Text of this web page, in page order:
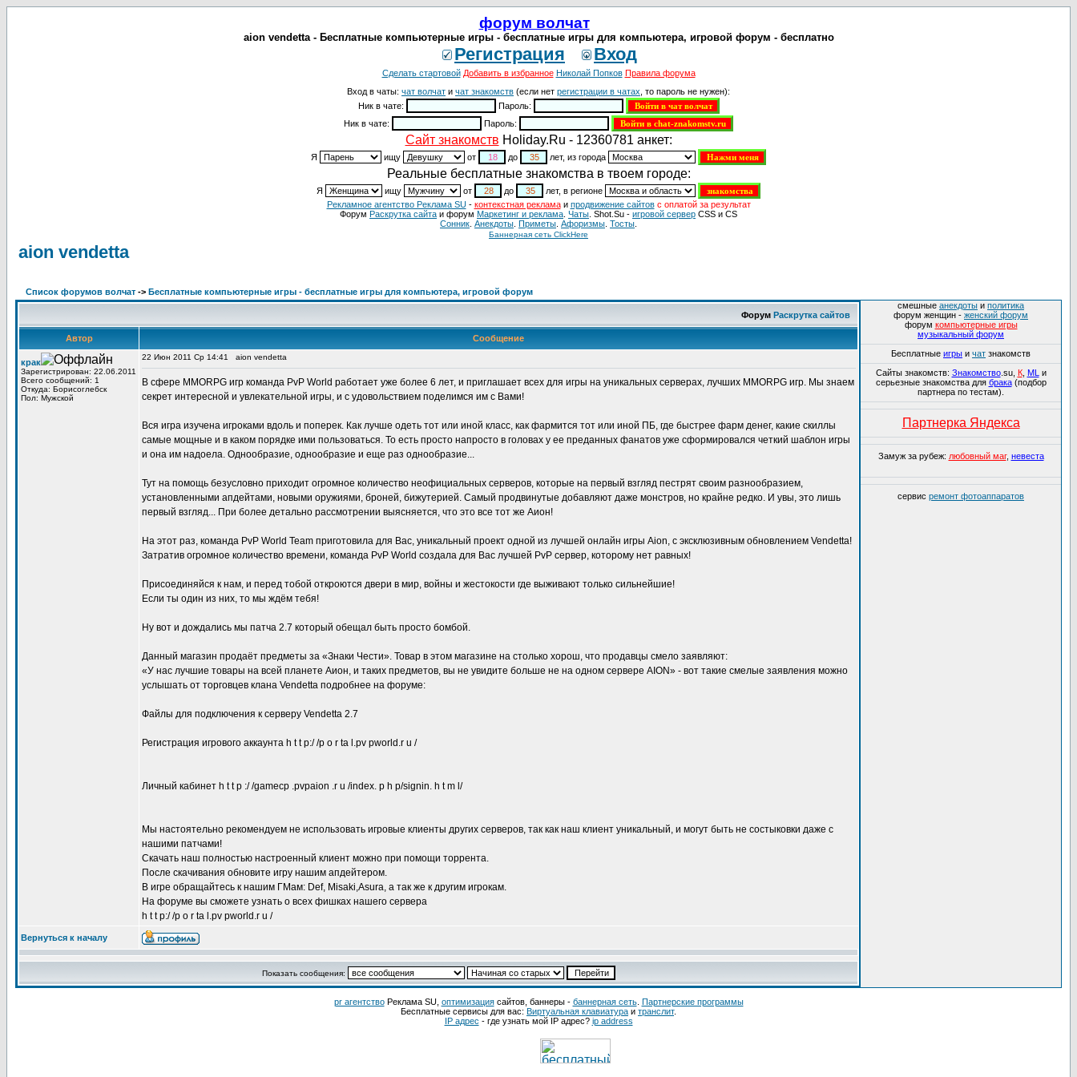
форум волчат
aion vendetta - Бесплатные компьютерные игры - бесплатные игры для компьютера, игровой форум - бесплатно
Регистрация Вход
Сделать стартовой Добавить в избранное Николай Попков Правила форума
Вход в чаты: чат волчат и чат знакомств (если нет регистрации в чатах , то пароль не нужен):
Ник в чате:
Пароль:
Ник в чате:
Пароль:
Cайт знакомств Holiday.Ru - 12360781 анкет:
Я ищу от до лет, из города
Реальные бесплатные знакомства в твоем городе:
Я ищу от до
лет, в регионе
Рекламное агентство Реклама SU- контекстная рекламаи продвижение сайтов с оплатой за результат
Форум Раскрутка сайта и форум Маркетинг и реклама Чаты . Shot.Su - игровой сервер CSS и CS
Сонник Анекдоты Приметы Aфоризмы Тосты
Баннерная сеть ClickHere
aion vendetta
Список форумов волчат -> Бесплатные компьютерные игры - бесплатные игры для компьютера, игровой форум
Форум Раскрутка сайтов
Автор Сообщение
крак
Зарегистрирован: 22.06.2011
Всего сообщений: 1
Откуда: Борисоглебск
Пол: Мужской
22 Июн 2011 Ср 14:41 aion vendetta
В сфере MMORPG игр команда PvP World работает уже более 6 лет, и приглашает всех для игры на уникальных серверах, лучших MMORPG игр. Мы знаем
секрет интересной и увлекательной игры, и с удовольствием поделимся им с Вами!
Вся игра изучена игроками вдоль и поперек. Как лучше одеть тот или иной класс, как фармится тот или иной ПБ, где быстрее фарм денег, какие скиллы
самые мощные и в каком порядке ими пользоваться. То есть просто напросто в головах у ее преданных фанатов уже сформировался четкий шаблон игры
и она им надоела. Однообразие, однообразие и еще раз однообразие...
Тут на помощь безусловно приходит огромное количество неофициальных серверов, которые на первый взгляд пестрят своим разнообразием,
установленными апдейтами, новыми оружиями, броней, бижутерией. Самый продвинутые добавляют даже монстров, но крайне редко. И увы, это лишь
первый взгляд... При более детально рассмотрении выясняется, что это все тот же Аион!
На этот раз, команда PvP World Team приготовила для Вас, уникальный проект одной из лучшей онлайн игры Aion, с эксклюзивным обновлением Vendetta!
Затратив огромное количество времени, команда PvP World создала для Вас лучшей PvP сервер, которому нет равных!
Присоединяйся к нам, и перед тобой откроются двери в мир, войны и жестокости где выживают только сильнейшие!
Если ты один из них, то мы ждём тебя!
Ну вот и дождались мы патча 2.7 который обещал быть просто бомбой.
Данный магазин продаёт предметы за «Знаки Чести». Товар в этом магазине на столько хорош, что продавцы смело заявляют:
«У нас лучшие товары на всей планете Аион, и таких предметов, вы не увидите больше не на одном сервере AION» - вот такие смелые заявления можно
услышать от торговцев клана Vendetta подробнее на форуме:
Файлы для подключения к серверу Vendetta 2.7
Регистрация игрового аккаунта h t t p:/ /p o r ta l.pv pworld.r u /
Личный кабинет h t t p :/ /gamecp .pvpaion .r u /index. p h p/signin. h t m l/
Мы настоятельно рекомендуем не использовать игровые клиенты других серверов, так как наш клиент уникальный, и могут быть не состыковки даже с
нашими патчами!
Скачать наш полностью настроенный клиент можно при помощи торрента.
После скачивания обновите игру нашим апдейтером.
В игре обращайтесь к нашим ГМам: Def, Misaki,Asura, а так же к другим игрокам.
На форуме вы сможете узнать о всех фишках нашего сервера
h t t p:/ /p o r ta l.pv pworld.r u /
Вернуться к началу
Показать сообщения:
смешные анекдоты и политика
форум женщин - женский форум
форум компьютерные игры
музыкальный форум
Бесплатные игры и чат знакомств
Сайты знакомств: Знакомство.su, К, ML и
серьезные знакомства для брака(подбор
партнера по тестам).
Партнерка Яндекса
Замуж за рубеж: любовный маг, невеста
сервис ремонт фотоаппаратов
pr агентствоРеклама SU, оптимизациясайтов, баннеры - баннерная сеть. Партнерские программы
Бесплатные сервисы для вас: Виртуальная клавиатура и транслит.
IP адрес - где узнать мой IP адрес? ip address